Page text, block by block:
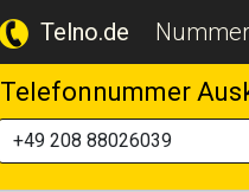
Telno.de
Telefonnummer